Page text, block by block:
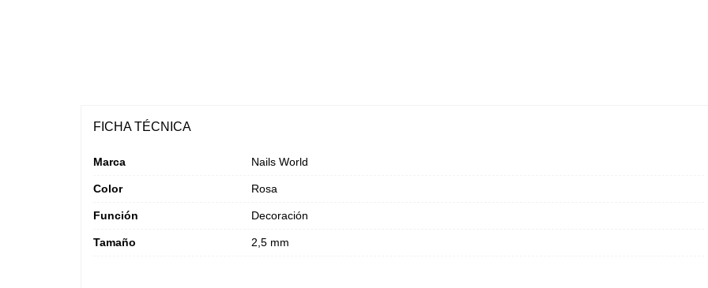
FICHA TÉCNICA
Marca Nails World
Color Rosa
Función Decoración
Tamaño 2,5 mm